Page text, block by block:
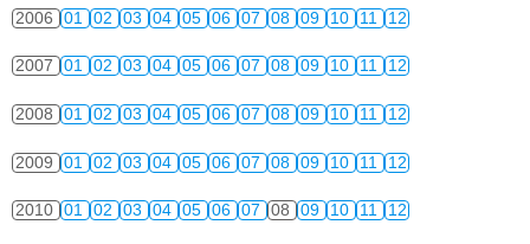
2006 01 02 03 04 05 06 07 08 09 10 11 12
2007 01 02 03 04 05 06 07 08 09 10 11 12
2008 01 02 03 04 05 06 07 08 09 10 11 12
2009 01 02 03 04 05 06 07 08 09 10 11 12
2010 01 02 03 04 05 06 07 08 09 10 11 12